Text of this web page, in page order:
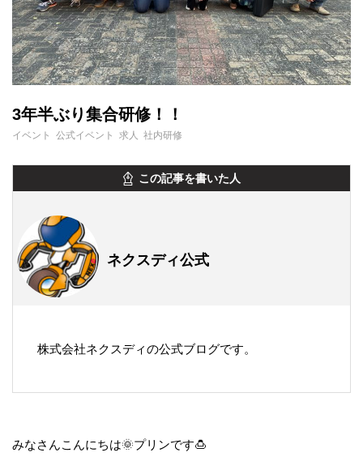
3年半ぶり集合研修！！
イベント 公式イベント 求人 社内研修
この記事を書いた人
ネクスディ公式
株式会社ネクスディの公式ブログです。
みなさんこんにちは🌞プリンです🍮